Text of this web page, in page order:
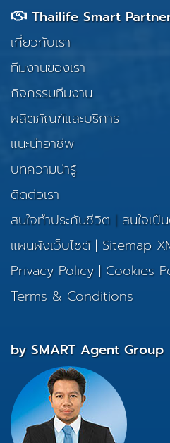
Thailife Smart
เกี่ยวกับเรา
ทีมงานของเรา
กิจกรรมทีมงาน
ผลิตภัณฑ์และบริการ
แนะนำอาชีพ
บทความน่ารู้
ติดต่อเรา
สนใจทำประกันชีวิต | สนใจเป็
แผนผังเว็บไซต์| Sitemap
Privacy Policy | Cookies
Terms & Conditions
by SMART Agent Group